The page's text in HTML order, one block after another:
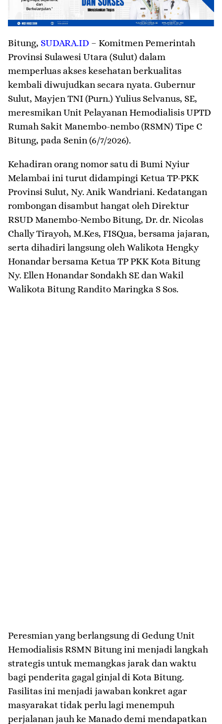
Bitung, SUDARA.ID – Komitmen Pemerintah
Provinsi Sulawesi Utara (Sulut) dalam
memperluas akses kesehatan berkualitas
kembali diwujudkan secara nyata. Gubernur
Sulut, Mayjen TNI (Purn.) Yulius Selvanus, SE,
meresmikan Unit Pelayanan Hemodialisis UPTD
Rumah Sakit Manembo-nembo (RSMN) Tipe C
Bitung, pada Senin (6/7/2026).
​Kehadiran orang nomor satu di Bumi Nyiur
Melambai ini turut didampingi Ketua TP-PKK
Provinsi Sulut, Ny. Anik Wandriani. Kedatangan
rombongan disambut hangat oleh Direktur
RSUD Manembo-Nembo Bitung, Dr. dr. Nicolas
Chally Tirayoh, M.Kes, FISQua, bersama jajaran,
serta dihadiri langsung oleh Walikota Hengky
Honandar bersama Ketua TP PKK Kota Bitung
Ny. Ellen Honandar Sondakh SE dan Wakil
Walikota Bitung Randito Maringka S Sos.
​Peresmian yang berlangsung di Gedung Unit
Hemodialisis RSMN Bitung ini menjadi langkah
strategis untuk memangkas jarak dan waktu
bagi penderita gagal ginjal di Kota Bitung.
Fasilitas ini menjadi jawaban konkret agar
masyarakat tidak perlu lagi menempuh
perjalanan jauh ke Manado demi mendapatkan